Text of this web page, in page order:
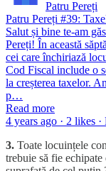
Patru Pereți
Patru Pereți #39:
Salut și bine te-am
Pereți! În această
cei care închiriază
Cod Fiscal include o
la creșterea taxelor.
p…
Read more
4 years ago · 2 likes
3. Toate locuințele
trebuie să fie